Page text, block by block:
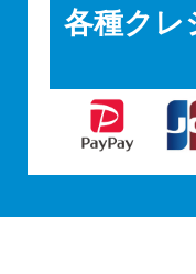
各種クレ